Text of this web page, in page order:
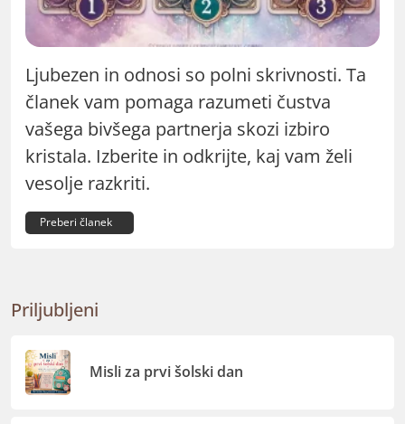
Ljubezen in odnosi so polni skrivnosti. Ta
članek vam pomaga razumeti čustva
vašega bivšega partnerja skozi izbiro
kristala. Izberite in odkrijte, kaj vam želi
vesolje razkriti.
Preberi članek
Priljubljeni
Misli za prvi šolski dan